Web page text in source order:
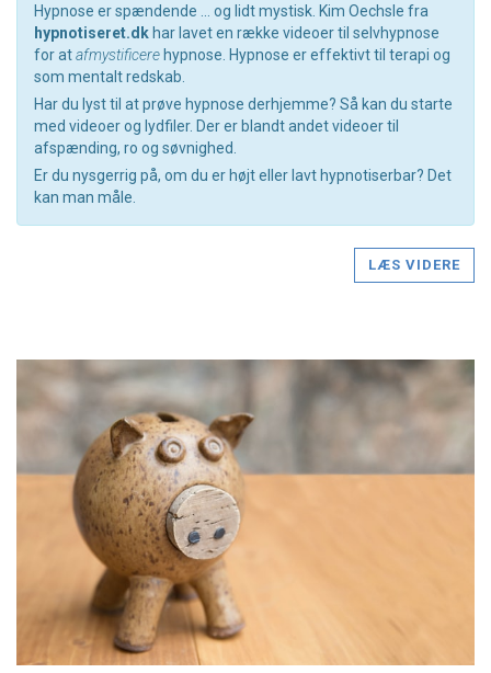
Hypnose er spændende … og lidt mystisk. Kim Oechsle fra
hypnotiseret.dk har lavet en række videoer til selvhypnose
for atafmystificere hypnose. Hypnose er effektivt til terapi og
som mentalt redskab.
Har du lyst til at prøve hypnose derhjemme? Så kan du starte
med videoer og lydfiler. Der er blandt andet videoer til
afspænding, ro og søvnighed.
Er du nysgerrig på, om du er højt eller lavt hypnotiserbar? Det
kan man måle.
LÆS VIDERE